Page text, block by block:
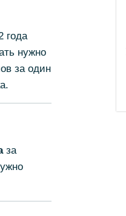
года
нужно
за один
за